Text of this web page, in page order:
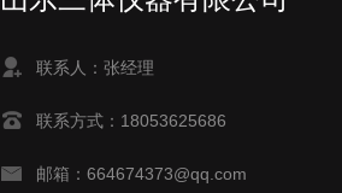
联系人：张经理
联系方式：18053625686
邮箱：664674373@qq.com